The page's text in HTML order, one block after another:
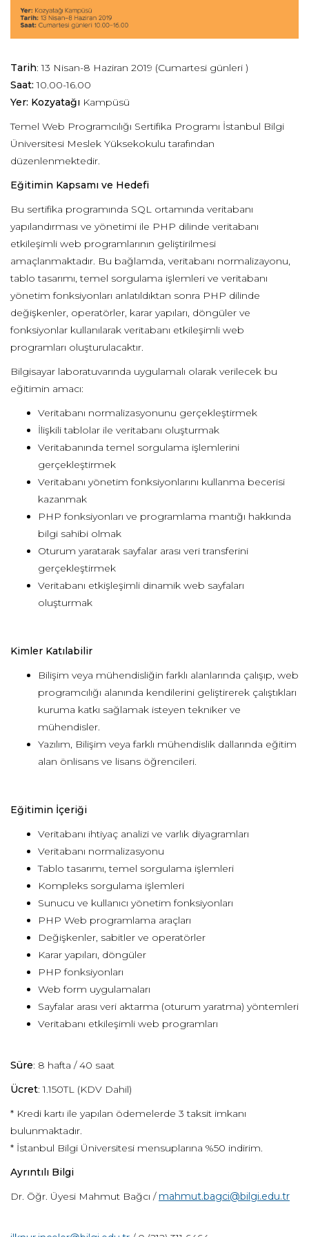
Tarih: 13 Nisan-8 Haziran 2019 (Cumartesi günleri )
Saat: 10.00-16.00
Yer: Kozyatağı Kampüsü
Temel Web Programcılığı Sertifika Programı İstanbul Bilgi
Üniversitesi Meslek Yüksekokulu tarafından
düzenlenmektedir.
Eğitimin Kapsamı ve Hedefi
Bu sertifika programında SQL ortamında veritabanı
yapılandırması ve yönetimi ile PHP dilinde veritabanı
etkileşimli web programlarının geliştirilmesi
amaçlanmaktadır. Bu bağlamda, veritabanı normalizayonu,
tablo tasarımı, temel sorgulama işlemleri ve veritabanı
yönetim fonksiyonları anlatıldıktan sonra PHP dilinde
değişkenler, operatörler, karar yapıları, döngüler ve
fonksiyonlar kullanılarak veritabanı etkileşimli web
programları oluşturulacaktır.
Bilgisayar laboratuvarında uygulamalı olarak verilecek bu
eğitimin amacı:
Veritabanı normalizasyonunu gerçekleştirmek
İlişkili tablolar ile veritabanı oluşturmak
Veritabanında temel sorgulama işlemlerini
gerçekleştirmek
Veritabanı yönetim fonksiyonlarını kullanma becerisi
kazanmak
PHP fonksiyonları ve programlama mantığı hakkında
bilgi sahibi olmak
Oturum yaratarak sayfalar arası veri transferini
gerçekleştirmek
Veritabanı etkişleşimli dinamik web sayfaları
oluşturmak
Kimler Katılabilir
Bilişim veya mühendisliğin farklı alanlarında çalışıp, web
programcılığı alanında kendilerini geliştirerek çalıştıkları
kuruma katkı sağlamak isteyen tekniker ve
mühendisler.
Yazılım, Bilişim veya farklı mühendislik dallarında eğitim
alan önlisans ve lisans öğrencileri.
Eğitimin İçeriği
Veritabanı ihtiyaç analizi ve varlık diyagramları
Veritabanı normalizasyonu
Tablo tasarımı, temel sorgulama işlemleri
Kompleks sorgulama işlemleri
Sunucu ve kullanıcı yönetim fonksiyonları
PHP Web programlama araçları
Değişkenler, sabitler ve operatörler
Karar yapıları, döngüler
PHP fonksiyonları
Web form uygulamaları
Sayfalar arası veri aktarma (oturum yaratma) yöntemleri
Veritabanı etkileşimli web programları
Süre: 8 hafta / 40 saat
Ücret: 1.150TL (KDV Dahil)
* Kredi kartı ile yapılan ödemelerde 3 taksit imkanı
bulunmaktadır.
* İstanbul Bilgi Üniversitesi mensuplarına %50 indirim.
Ayrıntılı Bilgi
Dr. Öğr. Üyesi Mahmut Bağcı / mahmut.bagci@bilgi.edu.tr